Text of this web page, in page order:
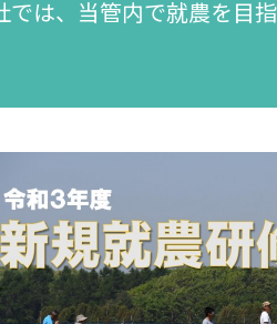
では、当管内で就農を目